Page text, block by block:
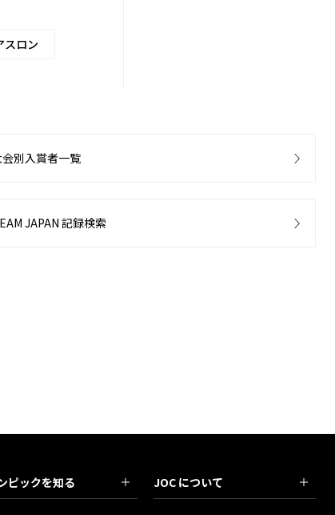
スロン
別入賞者一覧
JAPAN 記録検索
ピックを知る JOC について